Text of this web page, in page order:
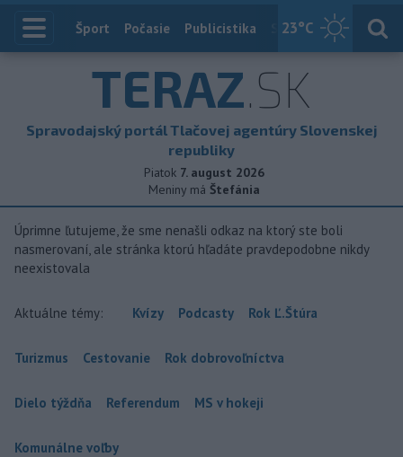
23°C
Index
Šport Počasie Publicistika Slovensko
TERAZ.SK
Spravodajský portál Tlačovej agentúry Slovenskej
republiky
Piatok 7. august 2026
Meniny má Štefánia
Úprimne ľutujeme, že sme nenašli odkaz na ktorý ste boli
nasmerovaní, ale stránka ktorú hľadáte pravdepodobne nikdy
neexistovala
Aktuálne témy: Kvízy Podcasty Rok Ľ.Štúra
Turizmus Cestovanie Rok dobrovoľníctva
Dielo týždňa Referendum MS v hokeji
Komunálne voľby